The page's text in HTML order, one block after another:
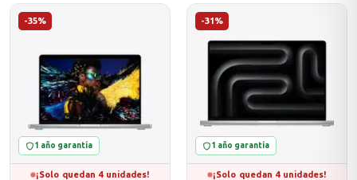
-35%
1 año garantía
¡Solo quedan 4 unidades!
-31%
1 año garantía
¡Solo quedan 4 unidades!